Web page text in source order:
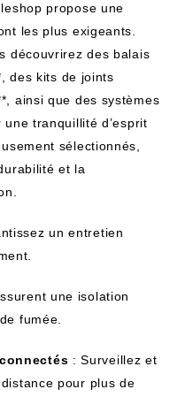
propose une
les plus exigeants.
découvrirez des balais
des kits de joints
ainsi que des systèmes
tranquillité d’esprit
sélectionnés,
et la
un entretien
une isolation
fumée.
: Surveillez et
pour plus de